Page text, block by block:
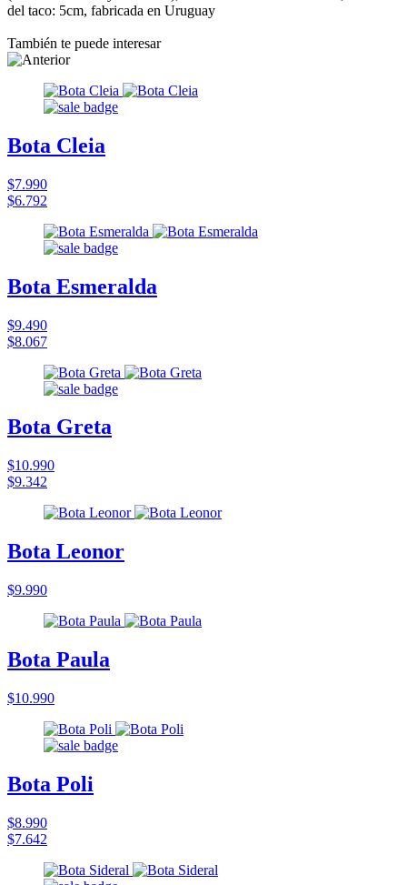
del taco: 5cm, fabricada en Uruguay
También te puede interesar
Bota Cleia
$7.990
$6.792
Bota Esmeralda
$9.490
$8.067
Bota Greta
$10.990
$9.342
Bota Leonor
$9.990
Bota Paula
$10.990
Bota Poli
$8.990
$7.642